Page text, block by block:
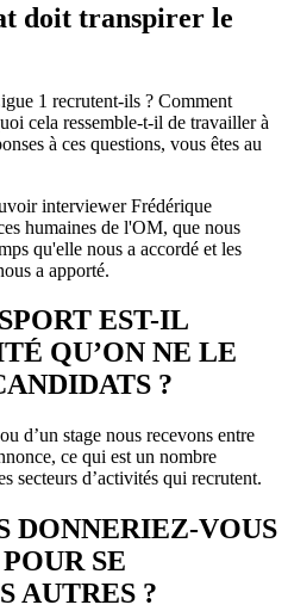
doit transpirer le
1 recrutent-ils ? Comment
cela ressemble-t-il de travailler à
à ces questions, vous êtes au
interviewer Frédérique
humaines de l'OM, que nous
qu'elle nous a accordé et les
a apporté.
EST-IL
QU’ON NE LE
?
d’un stage nous recevons entre
ce qui est un nombre
secteurs d’activités qui recrutent.
DONNERIEZ-VOUS
SE
AUTRES ?